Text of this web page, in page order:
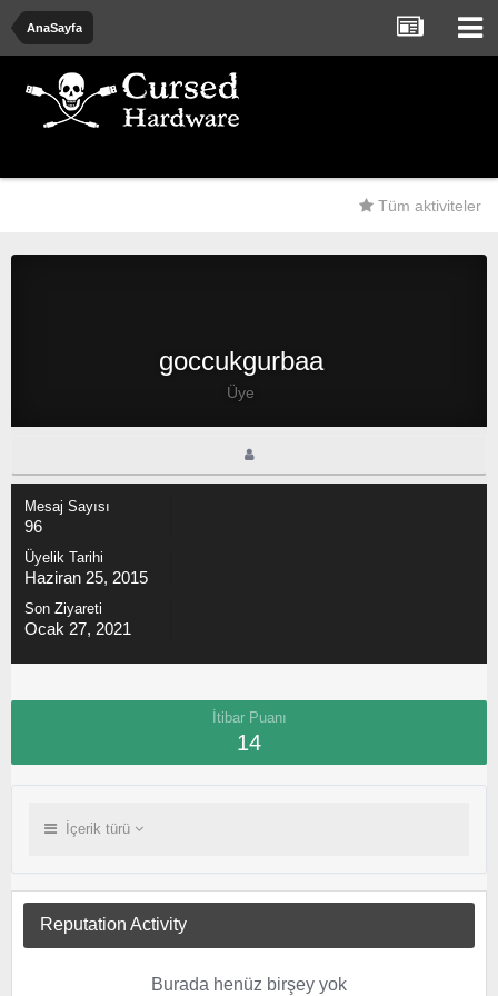
AnaSayfa
Tüm aktiviteler
goccukgurbaa
Üye
Mesaj Sayısı
96
Üyelik Tarihi
Haziran 25, 2015
Son Ziyareti
Ocak 27, 2021
İtibar Puanı
14
İçerik türü
Reputation Activity
Burada henüz birşey yok